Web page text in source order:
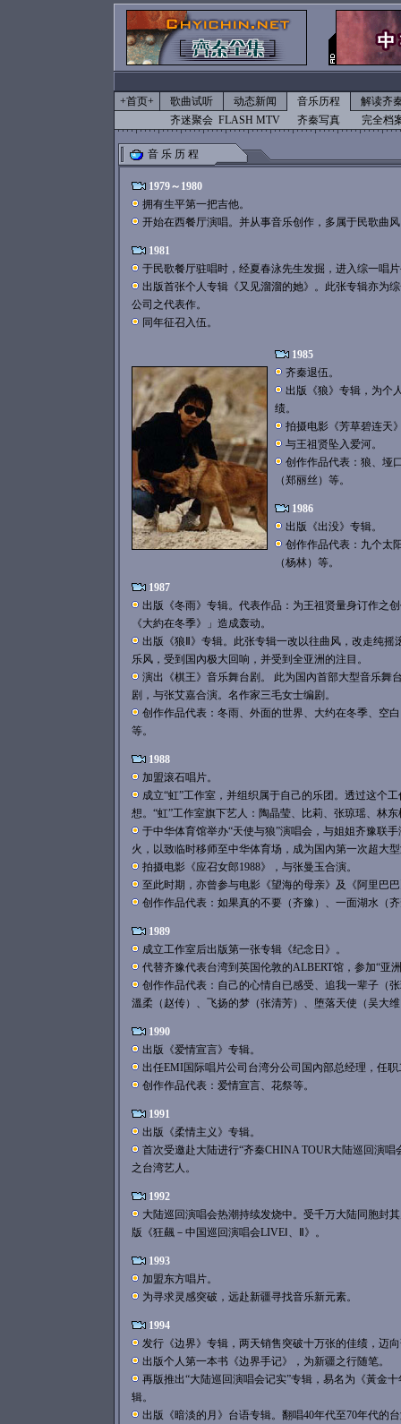
+首页+ 歌曲试听 动态新闻 音乐历程
解读齐
齐迷聚会 FLASH MTV 齐秦写真 完全档
音 乐 历 程
1979～1980
拥有生平第一把吉他。
开始在西餐厅演唱。并从事音乐创作，多属于民歌曲
1981
于民歌餐厅驻唱时，经夏春泳先生发掘，进入综一唱
出版首张个人专辑《又见溜溜的她》。此张专辑亦为
公司之代表作。
同年征召入伍。
1985
齐秦退伍。
出版《狼》专辑，为个
绩。
拍摄电影《芳草碧连天
与王祖贤坠入爱河。
创作作品代表：狼、垭
（郑丽丝）等。
1986
出版《出没》专辑。
创作作品代表：九个太
（杨林）等。
1987
出版《冬雨》专辑。代表作品：为王祖贤量身订作之
《大約在冬季》」造成轰动。
出版《狼Ⅱ》专辑。此张专辑一改以往曲风，改走纯摇
乐风，受到国內极大回响，并受到全亚洲的注目。
演出《棋王》音乐舞台剧。 此为国內首部大型音乐舞
剧，与张艾嘉合演。名作家三毛女士编剧。
创作作品代表：冬雨、外面的世界、大约在冬季、空白
等。
1988
加盟滚石唱片。
成立“虹”工作室，并组织属于自己的乐团。透过这个
想。“虹”工作室旗下艺人：陶晶莹、比莉、张琼瑶、林东
于中华体育馆举办“天使与狼”演唱会，与姐姐齐豫联
火，以致临时移师至中华体育场，成为国內第一次超大
拍摄电影《应召女郎1988》，与张曼玉合演。
至此时期，亦曾参与电影《望海的母亲》及《阿里巴
创作作品代表：如果真的不要（齐豫）、一面湖水（
1989
成立工作室后出版第一张专辑《纪念日》。
代替齐豫代表台湾到英国伦敦的ALBERT馆，参加“亚
创作作品代表：自己的心情自已感受、追我一辈子（
溫柔（赵传）、飞扬的梦（张清芳）、堕落天使（吴大
1990
出版《爱情宣言》专辑。
出任EMI国际唱片公司台湾分公司国內部总经理，任职
创作作品代表：爱情宣言、花祭等。
1991
出版《柔情主义》专辑。
首次受邀赴大陆进行“齐秦CHINA TOUR大陆巡回演唱
之台湾艺人。
1992
大陆巡回演唱会热潮持续发烧中。受千万大陆同胞封
版《狂飆－中国巡回演唱会LIVEⅠ、Ⅱ》。
1993
加盟东方唱片。
为寻求灵感突破，远赴新疆寻找音乐新元素。
1994
发行《边界》专辑，两天销售突破十万张的佳绩，迈
出版个人第一本书《边界手记》，为新疆之行随笔。
再版推出“大陆巡回演唱会记实”专辑，易名为《黃金
辑。
出版《暗淡的月》台语专辑。翻唱40年代至70年代的